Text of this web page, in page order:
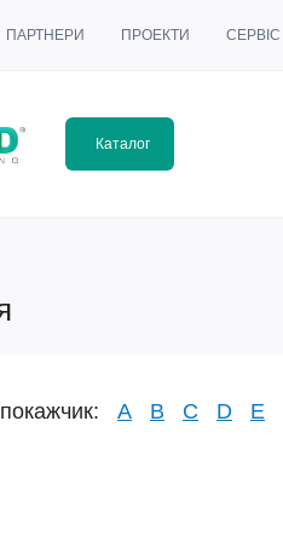
ПАРТНЕРИ ПРОЕКТИ СЕРВІС
Каталог
A B C D E